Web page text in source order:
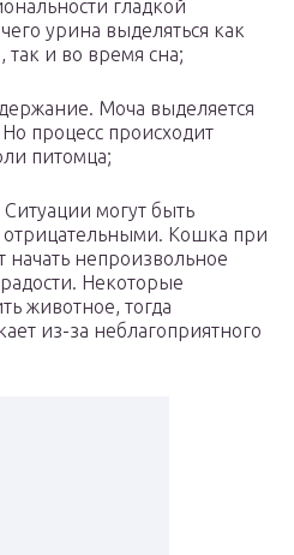
гладкой
урина выделяться как
так и во время сна;
Моча выделяется
процесс происходит
питомца;
могут быть
Кошка при
начать непроизвольное
Некоторые
животное, тогда
из-за неблагоприятного